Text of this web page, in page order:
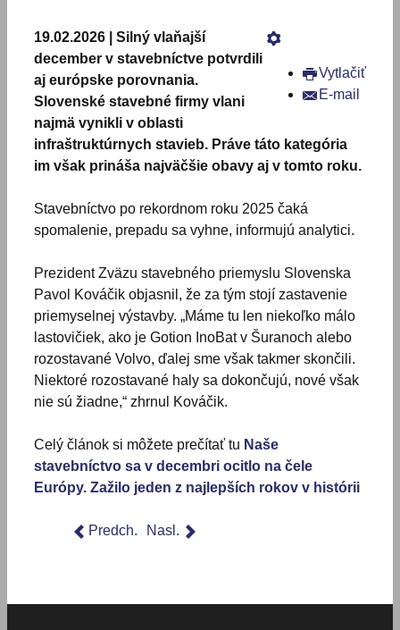
Vytlačiť
E-mail
19.02.2026 | Silný vlaňajší
december v stavebníctve potvrdili
aj európske porovnania.
Slovenské stavebné firmy vlani
najmä vynikli v oblasti
infraštruktúrnych stavieb. Práve táto kategória
im však prináša najväčšie obavy aj v tomto roku.
Stavebníctvo po rekordnom roku 2025 čaká
spomalenie, prepadu sa vyhne, informujú analytici.
Prezident Zväzu stavebného priemyslu Slovenska
Pavol Kováčik objasnil, že za tým stojí zastavenie
priemyselnej výstavby. „Máme tu len niekoľko málo
lastovičiek, ako je Gotion InoBat v Šuranoch alebo
rozostavané Volvo, ďalej sme však takmer skončili.
Niektoré rozostavané haly sa dokončujú, nové však
nie sú žiadne,“ zhrnul Kováčik.
Celý článok si môžete prečítať tu Naše
stavebníctvo sa v decembri ocitlo na čele
Európy. Zažilo jeden z najlepších rokov v histórii
Predch. Nasl.